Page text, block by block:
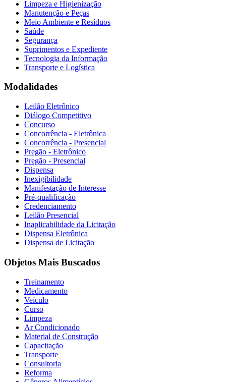
Limpeza e Higienização
Manutenção e Peças
Meio Ambiente e Resíduos
Saúde
Segurança
Suprimentos e Expediente
Tecnologia da Informação
Transporte e Logística
Modalidades
Leilão Eletrônico
Diálogo Competitivo
Concurso
Concorrência - Eletrônica
Concorrência - Presencial
Pregão - Eletrônico
Pregão - Presencial
Dispensa
Inexigibilidade
Manifestação de Interesse
Pré-qualificação
Credenciamento
Leilão Presencial
Inaplicabilidade da Licitação
Dispensa Eletrônica
Dispensa de Licitação
Objetos Mais Buscados
Treinamento
Medicamento
Veículo
Curso
Limpeza
Ar Condicionado
Material de Construção
Capacitação
Transporte
Consultoria
Reforma